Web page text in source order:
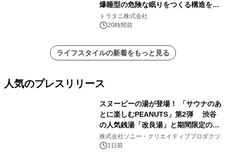
爆睡型の危険な眠りをつくる構造を解
説
トラタニ株式会社
20時間前
ライフスタイルの新着をもっと見る
人気のプレスリリース
スヌーピーの湯が登場！ 「サウナのあ
とに楽しむPEANUTS」第2弾 渋谷
の人気銭湯「改良湯」と期間限定のコ
ラボレーション サウナイキタイコラ
ボグッズも発売決定！
株式会社ソニー・クリエイティブプロダクツ
1日前